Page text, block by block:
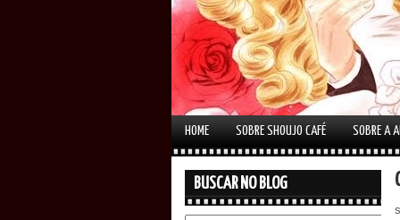
HOME SOBRE SHOUJO CAFÉ SOBRE A
BUSCAR NO BLOG